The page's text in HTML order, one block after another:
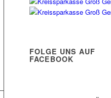
FOLGE UNS AUF
FACEBOOK